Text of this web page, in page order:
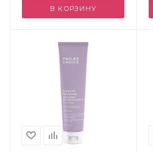
В КОРЗИНУ